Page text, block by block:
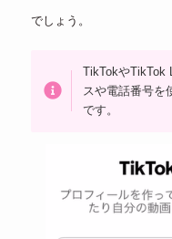
でしょう。
TikTokやTikTok
スや電話番号を
です。